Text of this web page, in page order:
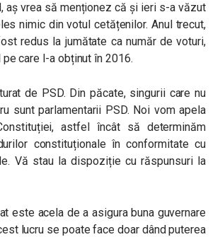
aș vrea să menționez că și ieri s-a văzut
nimic din votul cetățenilor. Anul trecut,
redus la jumătate ca număr de voturi,
care l-a obținut în 2016.
de PSD. Din păcate, singurii care nu
sunt parlamentarii PSD. Noi vom apela
astfel încât să determinăm
constituționale în conformitate cu
Vă stau la dispoziție cu răspunsuri la
este acela de a asigura buna guvernare
lucru se poate face doar dând puterea